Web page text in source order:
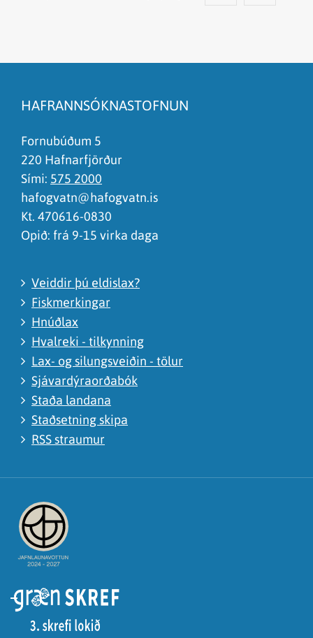
Það er of mikið efni á síðunni
Ég skil ekki efnið, finnst það of flókið
HAFRANNSÓKNASTOFNUN
Fornubúðum 5
220 Hafnarfjörður
Sími: 575 2000
hafogvatn@hafogvatn.is
Kt. 470616-0830
Opið: frá 9-15 virka daga
Veiddir þú eldislax?
Fiskmerkingar
Hnúðlax
Hvalreki - tilkynning
Lax- og silungsveiðin - tölur
Sjávardýraorðabók
Staða landana
Staðsetning skipa
RSS straumur